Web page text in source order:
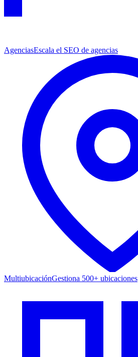
AgenciasEscala el SEO de agencias
MultiubicaciónGestiona 500+ ubicaciones